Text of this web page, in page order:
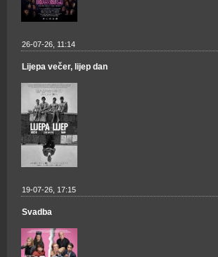
26-07-26, 11:14
Lijepa večer, lijep dan
19-07-26, 17:15
Svadba